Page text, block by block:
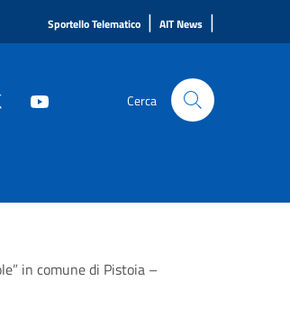
Sportello Telematico | AIT News |
Cerca
in comune di Pistoia –